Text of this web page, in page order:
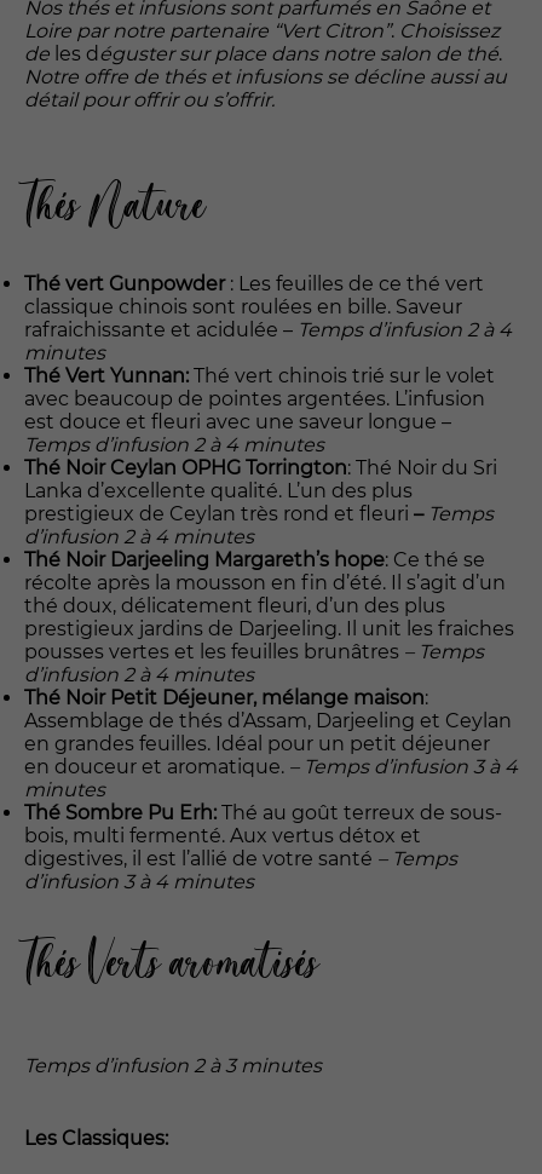
Nos thés et infusions sont parfumés en Saône et
Loire par notre partenaire “Vert Citron”. Choisissez
de les d éguster sur place dans notre salon de thé.
Notre offre de thés et infusions se décline aussi au
détail pour offrir ou s’offrir.
Thés Nature
Thé vert Gunpowder : Les feuilles de ce thé vert
classique chinois sont roulées en bille. Saveur
rafraichissante et acidulée – Temps d’infusion 2 à 4
minutes
Thé Vert Yunnan: Thé vert chinois trié sur le volet
avec beaucoup de pointes argentées. L’infusion
est douce et fleuri avec une saveur longue –
Temps d’infusion 2 à 4 minutes
Thé Noir Ceylan OPHG Torrington: Thé Noir du Sri
Lanka d’excellente qualité. L’un des plus
prestigieux de Ceylan très rond et fleuri –Temps
d’infusion 2 à 4 minutes
Thé Noir Darjeeling Margareth’s hope: Ce thé se
récolte après la mousson en fin d’été. Il s’agit d’un
thé doux, délicatement fleuri, d’un des plus
prestigieux jardins de Darjeeling. Il unit les fraiches
pousses vertes et les feuilles brunâtres – Temps
d’infusion 2 à 4 minutes
Thé Noir Petit Déjeuner, mélange maison:
Assemblage de thés d’Assam, Darjeeling et Ceylan
en grandes feuilles. Idéal pour un petit déjeuner
en douceur et aromatique. – Temps d’infusion 3 à 4
minutes
Thé Sombre Pu Erh: Thé au goût terreux de sous-
bois, multi fermenté. Aux vertus détox et
digestives, il est l’allié de votre santé – Temps
d’infusion 3 à 4 minutes
Thés Verts aromatisés
Temps d’infusion 2 à 3 minutes
Les Classiques: